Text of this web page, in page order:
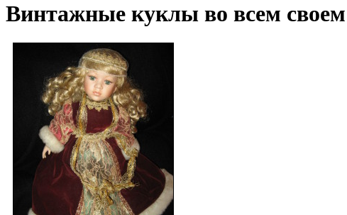
Винтажные куклы во всем